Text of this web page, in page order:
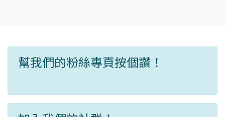
幫我們的粉絲專頁按個讚！